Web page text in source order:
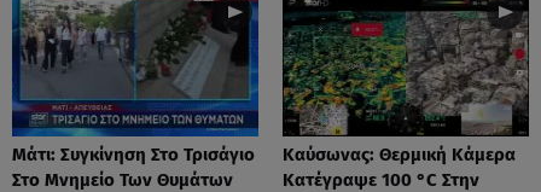
Μάτι: Συγκίνηση Στο Τρισάγιο
Στο Μνημείο Των Θυμάτων
Καύσωνας: Θερμική Κάμερα
Κατέγραψε 100 °C Στην